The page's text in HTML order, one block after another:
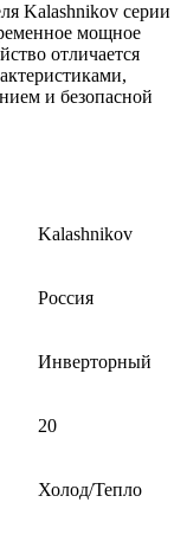
Kalashnikov серии
мощное
отличается
и безопасной
Kalashnikov
Россия
Инверторный
20
Холод/Тепло